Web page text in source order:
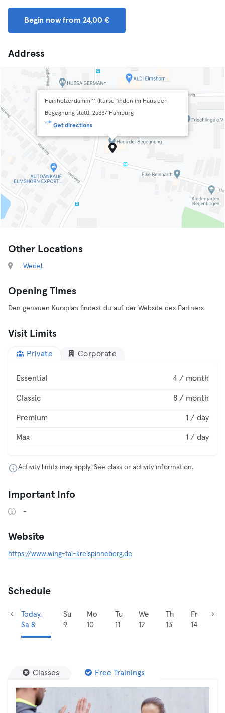
Begin now from 24,00 €
Address
Hainholzerdamm 11 (Kurse finden im Haus der
Begegnung statt), 25337 Hamburg
Get directions
Other Locations
Wedel
Opening Times
Den genauen Kursplan findest du auf der Website des Partners
Visit Limits
Private Corporate
Essential 4 / month
Classic 8 / month
Premium 1 / day
Max 1 / day
Activity limits may apply. See class or activity information.
Important Info
-
Website
https://www.wing-tai-kreispinneberg.de
Schedule
Today,
Sa 8
Su
9
Mo
10
Tu
11
We
12
Th
13
Fr
14
Classes Free Trainings